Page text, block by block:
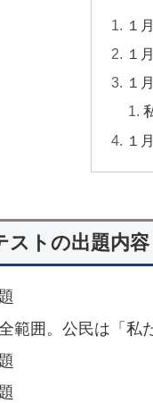
１
１
１
１
ストの出題内容
範囲。公民は「私